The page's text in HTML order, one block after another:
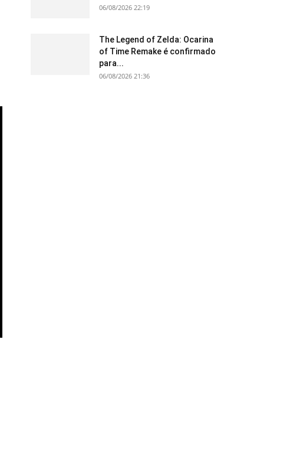
06/08/2026 22:19
The Legend of Zelda: Ocarina
of Time Remake é confirmado
para...
06/08/2026 21:36